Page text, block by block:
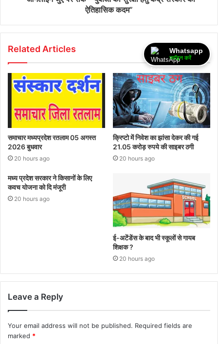
ऐतिहासिक कदम”
Related Articles
समाचार मध्यप्रदेश रतलाम 05 अगस्त
2026 बुधवार
20 hours ago
क्रिप्टो में निवेश का झांसा देकर की गई
21.05 करोड़ रुपये की साइबर ठगी
20 hours ago
मध्य प्रदेश सरकार ने किसानों के लिए
कवच योजना को दि मंजूरी
20 hours ago
ई-अटेंडेंस के बाद भी स्कूलों से गायब
शिक्षक ?
20 hours ago
Leave a Reply
Your email address will not be published. Required fields are
marked *
Whatsapp
ज्वॉइन करें